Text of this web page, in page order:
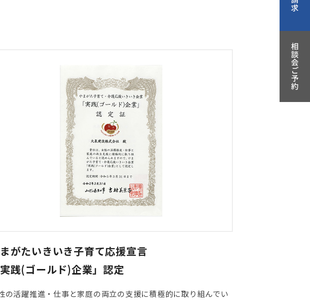
がたいきいき子育て応援宣言
実践(ゴールド)企業」認定
の活躍推進・仕事と家庭の両立の支援に積極的に取り組んでい